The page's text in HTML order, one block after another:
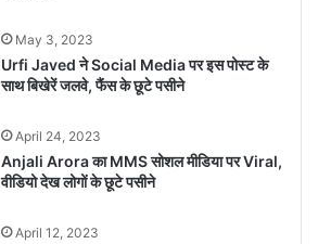
May 3, 2023
Urfi Javed ने Social Media पर इस पोस्ट के
साथ बिखेरें जलवे, फैंस के छूटे पसीने
April 24, 2023
Anjali Arora का MMS सोशल मीडिया पर Viral,
वीडियो देख लोगों के छूटे पसीने
April 12, 2023